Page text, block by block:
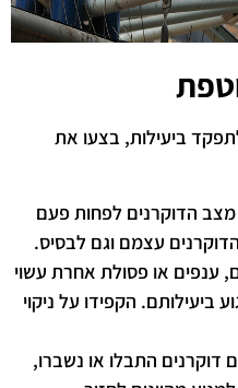
ביעילות, בצעו את
הדוקרנים לפחות פעם
עצמם וגם לבסיס.
ענפים או פסולת אחרת עשוי
ביעילותם. הקפידו על ניקוי
דוקרנים התבלו או נשברו,